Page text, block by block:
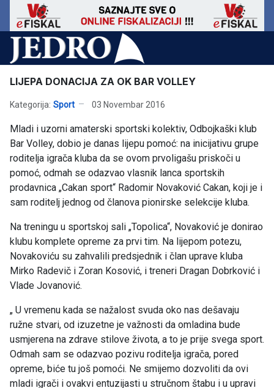
LIJEPA DONACIJA ZA OK BAR VOLLEY
Kategorija: Sport 03 Novembar 2016
Mladi i uzorni amaterski sportski kolektiv, Odbojkaški klub
Bar Volley, dobio je danas lijepu pomoć: na inicijativu grupe
roditelja igrača kluba da se ovom prvoligašu priskoči u
pomoć, odmah se odazvao vlasnik lanca sportskih
prodavnica „Cakan sport“ Radomir Novaković Cakan, koji je i
sam roditelj jednog od članova pionirske selekcije kluba.
Na treningu u sportskoj sali „Topolica“, Novaković je donirao
klubu komplete opreme za prvi tim. Na lijepom potezu,
Novakoviću su zahvalili predsjednik i član uprave kluba
Mirko Radevič i Zoran Kosović, i treneri Dragan Dobrković i
Vlade Jovanović.
„ U vremenu kada se nažalost svuda oko nas dešavaju
ružne stvari, od izuzetne je važnosti da omladina bude
usmjerena na zdrave stilove života, a to je prije svega sport.
Odmah sam se odazvao pozivu roditelja igrača, pored
opreme, biće tu još pomoći. Ne smijemo dozvoliti da ovi
mladi igrači i ovakvi entuzijasti u stručnom štabu i u upravi